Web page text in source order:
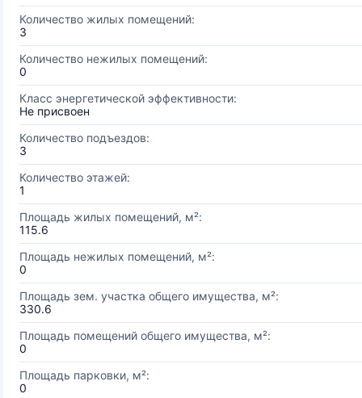
Количество жилых помещений:
3
Количество нежилых помещений:
0
Класс энергетической эффективности:
Не присвоен
Количество подъездов:
3
Количество этажей:
1
Площадь жилых помещений, м²:
115.6
Площадь нежилых помещений, м²:
0
Площадь зем. участка общего имущества, м²:
330.6
Площадь помещений общего имущества, м²:
0
Площадь парковки, м²:
0